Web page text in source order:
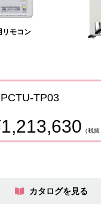
リモコン
TP03
（税
カタログを見る